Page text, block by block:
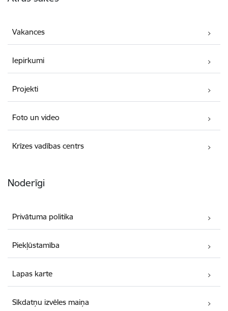
Vakances
Iepirkumi
Projekti
Foto un video
Krīzes vadības centrs
Noderīgi
Privātuma politika
Piekļūstamība
Lapas karte
Sīkdatņu izvēles maiņa